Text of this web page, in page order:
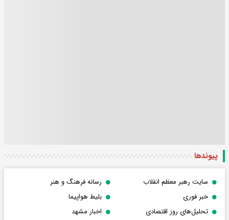
پیوندها
سایت رهبر معظم انقلاب
رسانه فرهنگ و هنر
خبر فوری
بلیط هواپیما
تحلیل‌های روز اقتصادی
اخبار مشهد